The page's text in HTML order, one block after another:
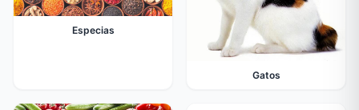
Especias
Gatos